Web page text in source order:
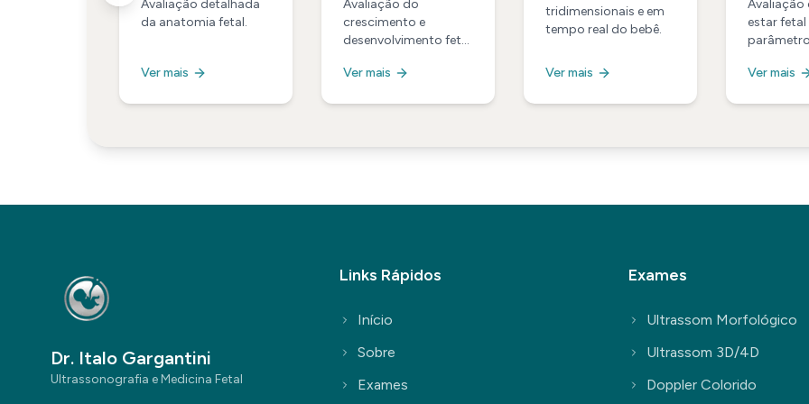
Trimestre
Avaliação detalhada
da anatomia fetal.
Ver mais
Trimestre
Avaliação do
crescimento e
desenvolvimento fetal
Ver mais
tridimensionais e em
tempo real do bebê.
Ver mais
Avaliação
estar fetal
Ver mais
Dr. Italo Gargantini
Ultrassonografia e Medicina Fetal
Links Rápidos
Início
Sobre
Exames
Exames
Ultrassom Morfológico
Ultrassom 3D/4D
Doppler Colorido